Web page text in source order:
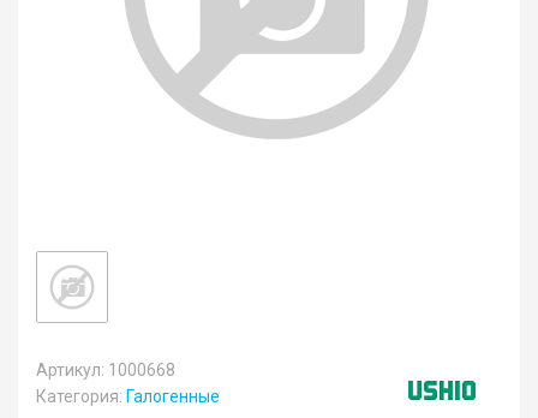
Артикул: 1000668
Категория: Галогенные